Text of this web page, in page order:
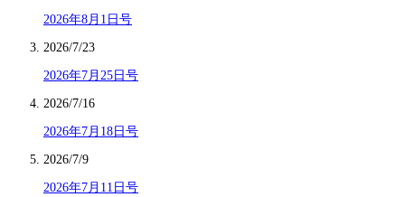
2026年8月1日号
2026/7/23
2026年7月25日号
2026/7/16
2026年7月18日号
2026/7/9
2026年7月11日号